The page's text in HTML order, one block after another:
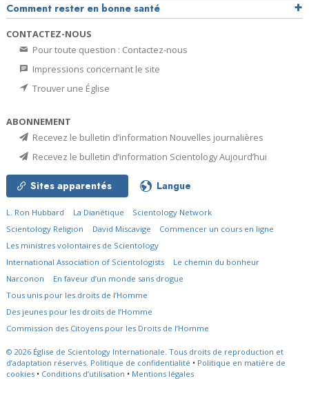
Comment rester en bonne santé
CONTACTEZ-NOUS
Pour toute question : Contactez-nous
Impressions concernant le site
Trouver une Église
ABONNEMENT
Recevez le bulletin d’information Nouvelles journalières
Recevez le bulletin d’information Scientology Aujourd’hui
Sites apparentés Langue
L. Ron Hubbard La Dianétique
Scientology Network
Scientology Religion
David Miscavige
Commencer un cours en ligne
Les ministres volontaires de Scientology
International Association of Scientologists
Le chemin du bonheur
Narconon
En faveur d’un monde sans drogue
Tous unis pour les droits de l’Homme
Des jeunes pour les droits de l’Homme
Commission des Citoyens pour les Droits de l’Homme
© 2026 Église de Scientology Internationale. Tous droits de reproduction et
d’adaptation réservés. Politique de confidentialité • Politique en matière de
cookies • Conditions d’utilisation • Mentions légales